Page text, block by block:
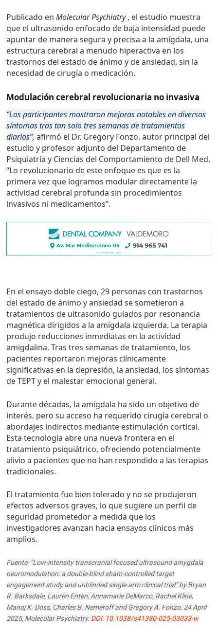
Publicado enMolecular Psychiatry, el estudio muestra
que el ultrasonido enfocado de baja intensidad puede
apuntar de manera segura y precisa a la amígdala, una
estructura cerebral a menudo hiperactiva en los
trastornos del estado de ánimo y de ansiedad, sin la
necesidad de cirugía o medicación.
Modulación cerebral revolucionaria no invasiva
“Los participantes mostraron mejoras notables en diversos
síntomas tras tan solo tres semanas de tratamientos
diarios”, afirmó el Dr. Gregory Fonzo, autor principal del
estudio y profesor adjunto del Departamento de
Psiquiatría y Ciencias del Comportamiento de Dell Med.
“Lo revolucionario de este enfoque es que es la
primera vez que logramos modular directamente la
actividad cerebral profunda sin procedimientos
invasivos ni medicamentos”.
En el ensayo doble ciego, 29 personas con trastornos
del estado de ánimo y ansiedad se sometieron a
tratamientos de ultrasonido guiados por resonancia
magnética dirigidos a la amígdala izquierda. La terapia
produjo reducciones inmediatas en la actividad
amigdalina. Tras tres semanas de tratamiento, los
pacientes reportaron mejoras clínicamente
significativas en la depresión, la ansiedad, los síntomas
de TEPT y el malestar emocional general.
Durante décadas, la amígdala ha sido un objetivo de
interés, pero su acceso ha requerido cirugía cerebral o
abordajes indirectos mediante estimulación cortical.
Esta tecnología abre una nueva frontera en el
tratamiento psiquiátrico, ofreciendo potencialmente
alivio a pacientes que no han respondido a las terapias
tradicionales.
El tratamiento fue bien tolerado y no se produjeron
efectos adversos graves, lo que sugiere un perfil de
seguridad prometedor a medida que los
investigadores avanzan hacia ensayos clínicos más
amplios.
Fuente: “Low-intensity transcranial focused ultrasound amygdala
neuromodulation: a double-blind sham-controlled target
engagement study and unblinded single-arm clinical trial” by Bryan
R. Barksdale, Lauren Enten, Annamarie DeMarco, Rachel Kline,
Manoj K. Doss, Charles B. Nemeroff and Gregory A. Fonzo, 24 April
2025, Molecular Psychiatry. DOI: 10.1038/s41380-025-03033-w